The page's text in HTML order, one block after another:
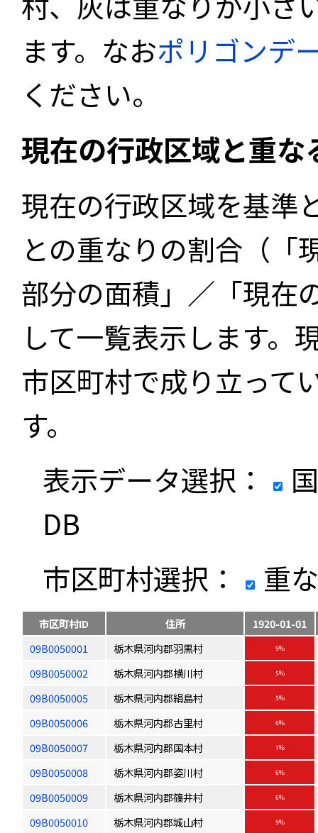
ます。なおポリゴンデ
ください。
現在の行政区域と重
現在の行政区域を基準
との重なりの割合（「
部分の面積」／「現在
して一覧表示します。
市区町村で成り立って
す。
表示データ選択：
DB
市区町村選択：
重
市区町村ID 住所
1920-01-01
09B0050001
栃木県河内郡羽黒村 9%
09B0050002 栃木県河内郡横川村 5%
09B0050005 栃木県河内郡絹島村 5%
09B0050006 栃木県河内郡古里村 6%
09B0050007 栃木県河内郡国本村 7%
09B0050008 栃木県河内郡姿川村 6%
09B0050009 栃木県河内郡篠井村 6%
09B0050010 栃木県河内郡城山村 9%